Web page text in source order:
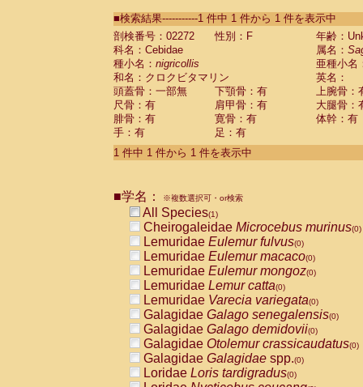
CebidaeSaguinus labiatus(0)
Cebidae Saguinus leucopus (0)
Cebidae
CebidaeSaguinus mystax
CebidaeSaguinus nigricollis (1)
Cebidae Saguinus oedipus
Cebidae Saguinus weddelli
Cebidae Saguinusspp.
Cebidae Aotus trivirgatus
Cebidae Cebus albifrons
CebidaeCebus nigrivittatus
CebidaeCebus
CebidaeSaimiri boliviensis(0)
CebidaeSaimiri sciureus(0)
AtelidaeAlouatta caraya(0)
AtelidaeAlouatta fusca(0)
AtelidaeAlouatta seniculus
AtelidaeAlouattaspp.(0)
AtelidaeAteles belzebuth(0)
AtelidaeAteles geoffroyi(0)
AtelidaeAteles paniscus(0)
AtelidaeAtelesspp.(0)
Atelidae Lagothrix lagothricha
■検索結果-----------1 件中 1 件から 1 件を表示中
剖検番号：02272
性別：F
年齢：
科名：Cebidae
属名：
種小名： nigricollis
亜種小名
和名：クロクビタマリン
英名：
頭蓋骨：一部無
下顎骨：有
上腕骨：
尺骨：有
肩甲骨：有
大腿骨：
腓骨：有
寛骨：有
体幹：有
手：有
足：有
1 件中 1 件から 1 件を表示中
■学名： ※複数選択可・or検索
All Species(1)
Cheirogaleidae Microcebus murinus(0)
Lemuridae Eulemur fulvus(0)
Lemuridae Eulemur macaco(0)
Lemuridae Eulemur mongoz(0)
Lemuridae Lemur catta(0)
Lemuridae Varecia variegata(0)
Galagidae Galago senegalensis(0)
Galagidae Galago demidovii(0)
Galagidae Otolemur crassicaudatus(0)
Galagidae Galagidae spp.(0)
Loridae Loris tardigradus(0)